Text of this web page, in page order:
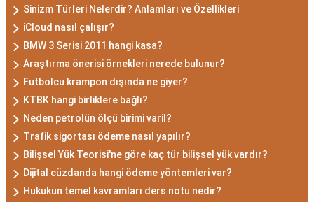
Sinizm Türleri Nelerdir? Anlamları ve Özellikleri
iCloud nasıl çalışır?
BMW 3 Serisi 2011 hangi kasa?
Araştırma önerisi örnekleri nerede bulunur?
Futbolcu krampon dışında ne giyer?
KTBK hangi birliklere bağlı?
Neden petrolün ölçü birimi varil?
Trafik sigortası ödeme nasıl yapılır?
Bilişsel Yük Teorisi'ne göre kaç tür bilişsel yük vardır?
Dijital cüzdanda hangi ödeme yöntemleri var?
Hukukun temel kavramları ders notu nedir?